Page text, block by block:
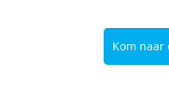
Kom naar